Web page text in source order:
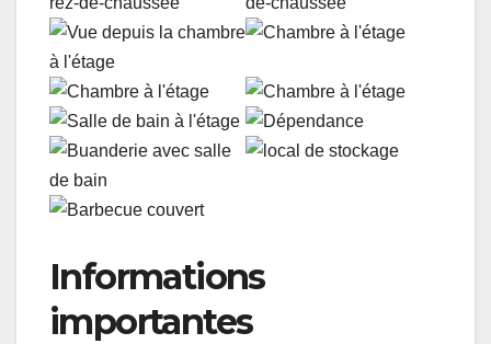
Informations
importantes